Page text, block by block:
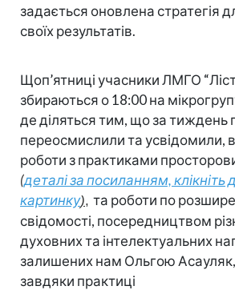
задається оновлена стратегія
своїх результатів.
Щоп’ятниці учасники ЛМГО
збираються о 18:00 на
де діляться тим, що за тиждень
переосмислили та усвідомили,
роботи з практиками
(деталі за посиланням,
картинку), та роботи по
свідомості, посередництвом
духовних та інтелектуальних
залишених нам Ольгою Асауляк,
завдяки практиці